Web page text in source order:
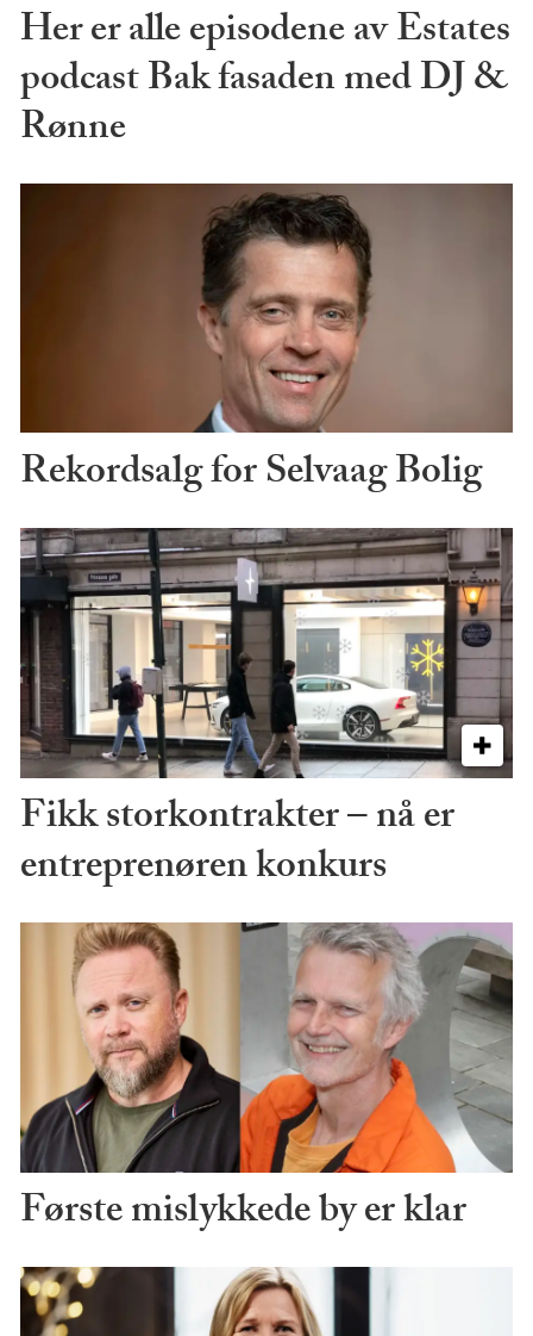
Her er alle episodene av Estates
podcast Bak fasaden med DJ &
Rønne
Rekordsalg for Selvaag Bolig
Fikk storkontrakter – nå er
entreprenøren konkurs
Første mislykkede by er klar